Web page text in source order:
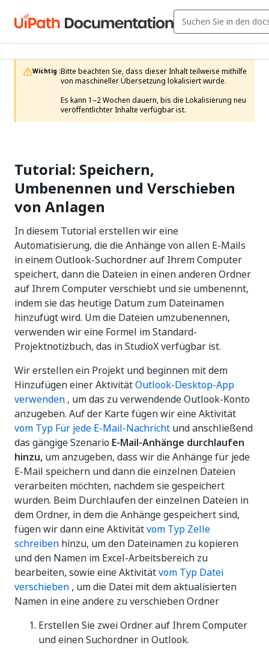
Wichtig :Bitte beachten Sie, dass dieser Inhalt teilweise mithilfe
von maschineller Übersetzung lokalisiert wurde.
Es kann 1–2 Wochen dauern, bis die Lokalisierung neu
veröffentlichter Inhalte verfügbar ist.
Tutorial: Speichern,
Umbenennen und Verschieben
von Anlagen
In diesem Tutorial erstellen wir eine
Automatisierung, die die Anhänge von allen E-Mails
in einem Outlook-Suchordner auf Ihrem Computer
speichert, dann die Dateien in einen anderen Ordner
auf Ihrem Computer verschiebt und sie umbenennt,
indem sie das heutige Datum zum Dateinamen
hinzufügt wird. Um die Dateien umzubenennen,
verwenden wir eine Formel im Standard-
Projektnotizbuch, das in StudioX verfügbar ist.
Wir erstellen ein Projekt und beginnen mit dem
Hinzufügen einer AktivitätOutlook-Desktop-App
verwenden , um das zu verwendende Outlook-Konto
anzugeben. Auf der Karte fügen wir eine Aktivität
vom Typ Für jede E-Mail-Nachricht und anschließend
das gängige Szenario E-Mail-Anhänge durchlaufen
hinzu, um anzugeben, dass wir die Anhänge für jede
E-Mail speichern und dann die einzelnen Dateien
verarbeiten möchten, nachdem sie gespeichert
wurden. Beim Durchlaufen der einzelnen Dateien in
dem Ordner, in dem die Anhänge gespeichert sind,
fügen wir dann eine Aktivitätvom Typ Zelle
schreiben hinzu, um den Dateinamen zu kopieren
und den Namen im Excel-Arbeitsbereich zu
bearbeiten, sowie eine Aktivitätvom Typ Datei
verschieben , um die Datei mit dem aktualisierten
Namen in eine andere zu verschieben Ordner
Erstellen Sie zwei Ordner auf Ihrem Computer
und einen Suchordner in Outlook.